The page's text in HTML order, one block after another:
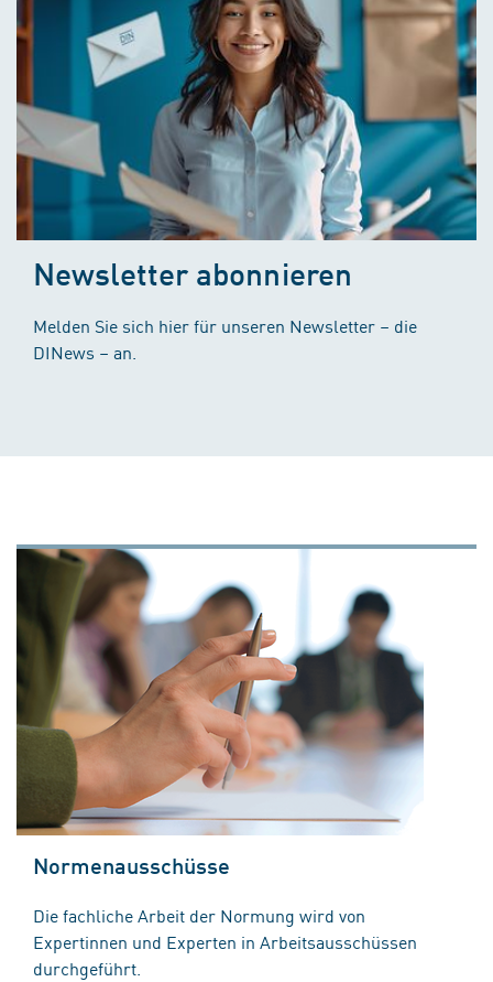
Newsletter abonnieren
Melden Sie sich hier für unseren Newsletter – die
DINews – an.
Normenausschüsse
Die fachliche Arbeit der Normung wird von
Expertinnen und Experten in Arbeitsausschüssen
durchgeführt.